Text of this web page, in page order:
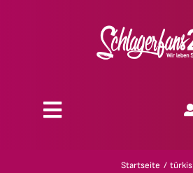
Toggle
Startseite türkis